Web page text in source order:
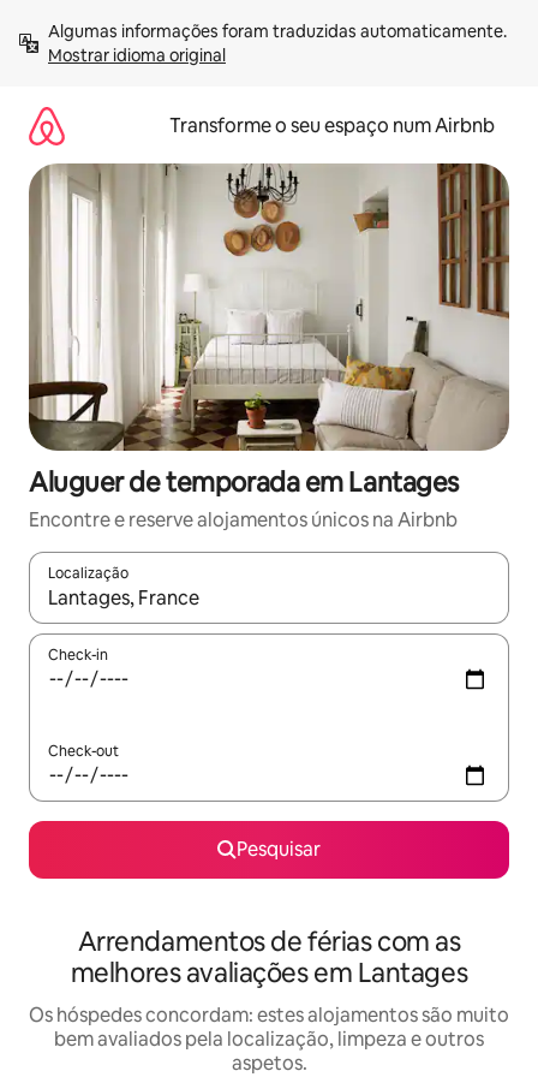
para
Mostrar idioma original
Transforme o seu espaço num Airbnb
Aluguer de temporada em Lantages
Encontre e reserve alojamentos únicos na Airbnb
Localização
Quando os resultados estiverem disponíveis, navegue com
Check-in
Check-out
Pesquisar
Arrendamentos de férias com as
melhores avaliações em Lantages
Os hóspedes concordam: estes alojamentos são muito
bem avaliados pela localização, limpeza e outros
aspetos.